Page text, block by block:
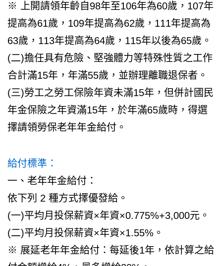
※ 上開請領年齡自98年至106年為60歲，107年
提高為61歲，109年提高為62歲，111年提高為
63歲，113年提高為64歲，115年以後為65歲。
(二)擔任具有危險、堅強體力等特殊性質之工作
合計滿15年，年滿55歲，並辦理離職退保者。
(三)勞工之勞工保險年資未滿15年，但併計國民
年金保險之年資滿15年，於年滿65歲時，得選
擇請領勞保老年年金給付。
給付標準 ：
一、老年年金給付：
依下列 2 種方式擇優發給。
(一)平均月投保薪資×年資×0.775%+3,000元。
(二)平均月投保薪資×年資×1.55%。
※ 展延老年年金給付：每延後1年，依計算之給